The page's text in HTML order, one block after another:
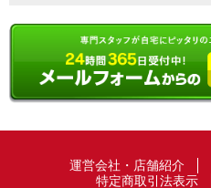
運営会社・店舗紹介
特定商取引法表示